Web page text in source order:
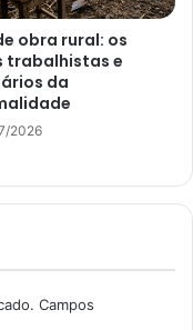
obra rural: os
trabalhistas e
da
2026
Campos